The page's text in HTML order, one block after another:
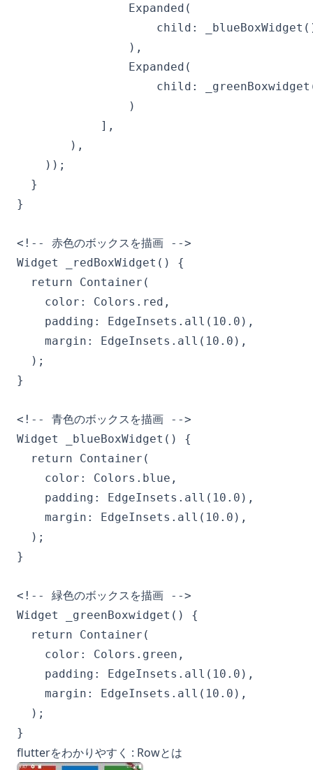
                Expanded(
child:
                ),
                Expanded(
child:
                )
            ],
      　),
    ));
  }
}
<!-- 赤色のボックスを描画 -->
Widget _redBoxWidget() {
  return Container(
    color: Colors.red,
    padding: EdgeInsets.all(10.0),
    margin: EdgeInsets.all(10.0),
  );
}
<!-- 青色のボックスを描画 -->
Widget _blueBoxWidget() {
  return Container(
    color: Colors.blue,
    padding: EdgeInsets.all(10.0),
    margin: EdgeInsets.all(10.0),
  );
}
<!-- 緑色のボックスを描画 -->
Widget _greenBoxwidget() {
  return Container(
    color: Colors.green,
    padding: EdgeInsets.all(10.0),
    margin: EdgeInsets.all(10.0),
  );
}
flutterをわかりやすく : Rowとは